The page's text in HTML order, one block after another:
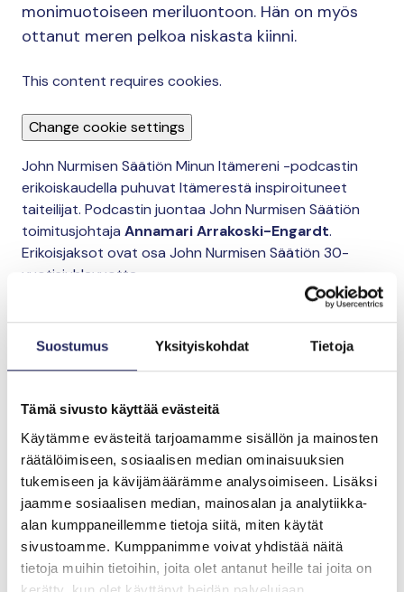
Suostumus Yksityiskohdat Tietoja
Tämä sivusto käyttää evästeitä
Käytämme evästeitä tarjoamamme sisällön ja mainosten
räätälöimiseen, sosiaalisen median ominaisuuksien
tukemiseen ja kävijämäärämme analysoimiseen. Lisäksi
jaamme sosiaalisen median, mainosalan ja analytiikka-
alan kumppaneillemme tietoja siitä, miten käytät
sivustoamme. Kumppanimme voivat yhdistää näitä
tietoja muihin tietoihin, joita olet antanut heille tai joita on
monimuotoiseen meriluontoon. Hän on myös
ottanut meren pelkoa niskasta kiinni.
This content requires cookies.
Change cookie settings
John Nurmisen Säätiön Minun Itämereni -podcastin
erikoiskaudella puhuvat Itämerestä inspiroituneet
taiteilijat. Podcastin juontaa John Nurmisen Säätiön
toimitusjohtaja Annamari Arrakoski-Engardt.
Erikoisjaksot ovat osa John Nurmisen Säätiön 30-
vuotisjuhlavuotta.
Annamari Arrakoski-Engardt ja Meeri Koutaniemi podcast-
nauhoituksissa.